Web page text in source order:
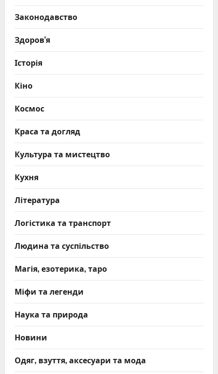
Законодавство
Здоров’я
Історія
Кіно
Космос
Краса та догляд
Культура та мистецтво
Кухня
Література
Логістика та транспорт
Людина та суспільство
Магія, езотерика, таро
Міфи та легенди
Наука та природа
Новини
Одяг, взуття, аксесуари та мода